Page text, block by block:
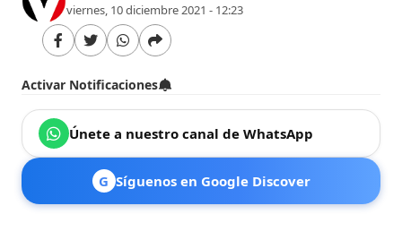
viernes, 10 diciembre 2021 - 12:23
Activar Notificaciones
Únete a nuestro canal de WhatsApp
G Síguenos en Google Discover